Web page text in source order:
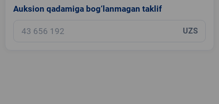
Auksion qadamiga bog‘lanmagan taklif
UZS